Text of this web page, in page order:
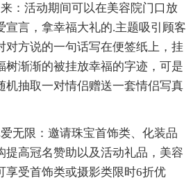
活动期间可以在美容院门口放
宣言，拿幸福大礼的.主题吸引顾客
对方说的一句话写在便签纸上，挂
树渐渐的被挂放幸福的字迹，可是
机抽取一对情侣赠送一套情侣写真
限：邀请珠宝首饰类、化装品
提高冠名赞助以及活动礼品，美容
享受首饰类或摄影类限时6折优